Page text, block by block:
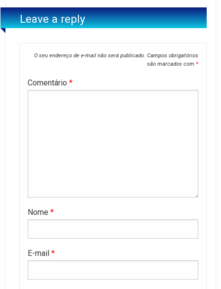
Leave a reply
O seu endereço de e-mail não será publicado. Campos obrigatórios
são marcados com *
Comentário *
Nome *
E-mail *